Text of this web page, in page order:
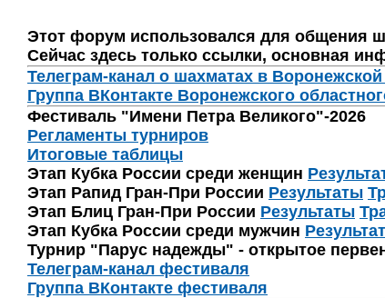
Этот форум использовался для общения
Сейчас здесь только ссылки, основная
Телеграм-канал о шахматах в Воронежской
Группа ВКонтакте Воронежского
Фестиваль "Имени Петра Великого"-2026
Регламенты турниров
Итоговые таблицы
Этап Кубка России среди женщин
Этап Рапид Гран-При России Результаты
Этап Блиц Гран-При России Результаты
Этап Кубка России среди мужчин
Турнир "Парус надежды" - открытое
Телеграм-канал фестиваля
Группа ВКонтакте фестиваля